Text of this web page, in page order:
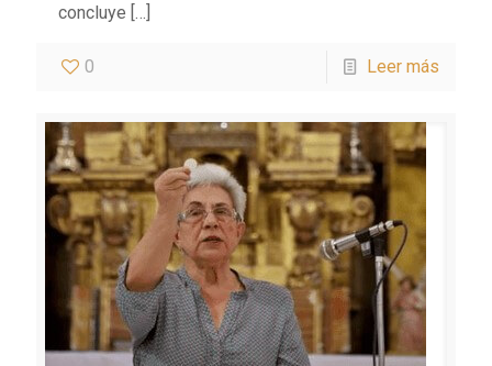
concluye […]
0 Leer más